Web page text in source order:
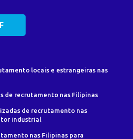
locais e estrangeiras nas
de recrutamento nas Filipinas
de recrutamento nas
industrial
nas Filipinas para